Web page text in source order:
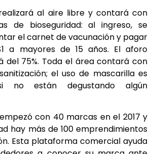
al aire libre y contará con
de bioseguridad: al ingreso, se
el carnet de vacunación y pagar
a mayores de 15 años. El aforo
del 75%. Toda el área contará con
el uso de mascarilla es
no están degustando algún
con 40 marcas en el 2017 y
hay más de 100 emprendimientos
Esta plataforma comercial ayuda